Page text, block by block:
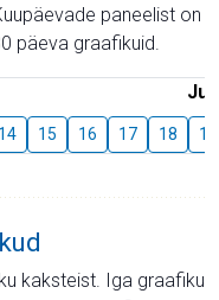
paneelist on
päeva graafikuid.
14 15 16 17 18 19
kaksteist. Iga graafiku